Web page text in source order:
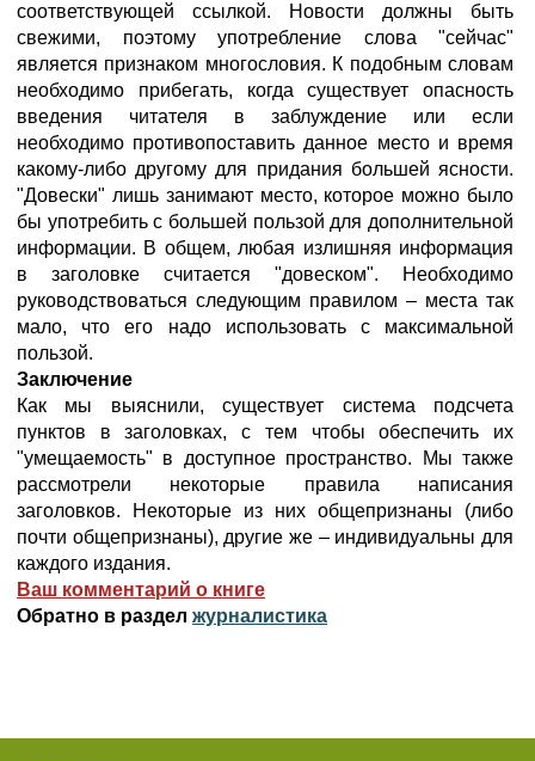
соответствующей ссылкой. Новости должны быть
свежими, поэтому употребление слова "сейчас"
является признаком многословия. К подобным словам
необходимо прибегать, когда существует опасность
введения читателя в заблуждение или если
необходимо противопоставить данное место и время
какому-либо другому для придания большей ясности.
"Довески" лишь занимают место, которое можно было
бы употребить с большей пользой для дополнительной
информации. В общем, любая излишняя информация
в заголовке считается "довеском". Необходимо
руководствоваться следующим правилом – места так
мало, что его надо использовать с максимальной
пользой.
Заключение
Как мы выяснили, существует система подсчета
пунктов в заголовках, с тем чтобы обеспечить их
"умещаемость" в доступное пространство. Мы также
рассмотрели некоторые правила написания
заголовков. Некоторые из них общепризнаны (либо
почти общепризнаны), другие же – индивидуальны для
каждого издания.
Ваш комментарий о книге
Обратно в раздел журналистика